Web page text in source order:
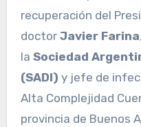
recuperación del
doctor Javier Farina
la Sociedad
(SADI) y jefe de
Alta Complejidad
provincia de Buenos